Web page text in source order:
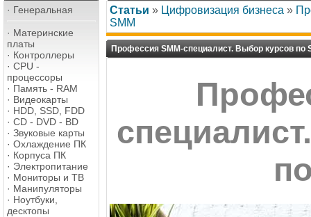
· Генеральная
· Материнские
платы
· Контроллеры
· CPU -
процессоры
· Память - RAM
· Видеокарты
· HDD, SSD, FDD
· CD - DVD - BD
· Звуковые карты
· Охлаждение ПК
· Корпуса ПК
· Электропитание
· Мониторы и ТВ
· Манипуляторы
· Ноутбуки,
десктопы
Статьи » Цифровизация бизнеса »
SMM
Профессия SMM-специалист. Выбор курсов по